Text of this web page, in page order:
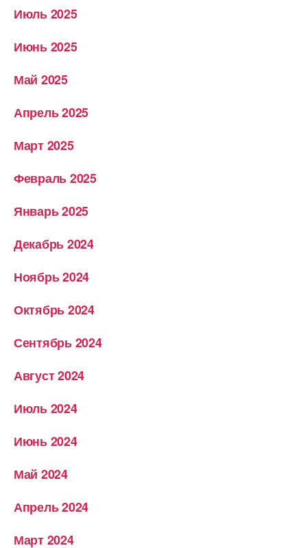
Июль 2025
Июнь 2025
Май 2025
Апрель 2025
Март 2025
Февраль 2025
Январь 2025
Декабрь 2024
Ноябрь 2024
Октябрь 2024
Сентябрь 2024
Август 2024
Июль 2024
Июнь 2024
Май 2024
Апрель 2024
Март 2024